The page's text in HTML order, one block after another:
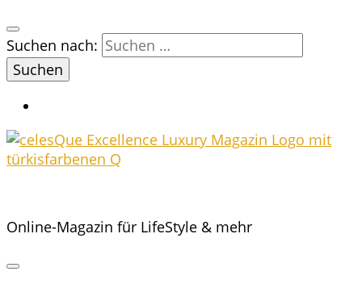
Suchen nach:
Online-Magazin für LifeStyle & mehr